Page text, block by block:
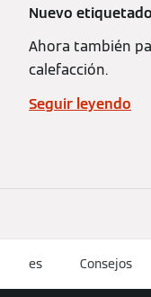
Nuevo
Ahora también
calefacción.
Seguir leyendo
es Consejos